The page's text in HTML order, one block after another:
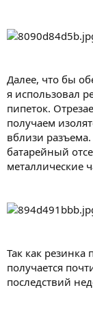
Далее, что бы
я использовал
пипеток.
получаем
вблизи
батарейный
металлические
Так как резинка
получается
последствий